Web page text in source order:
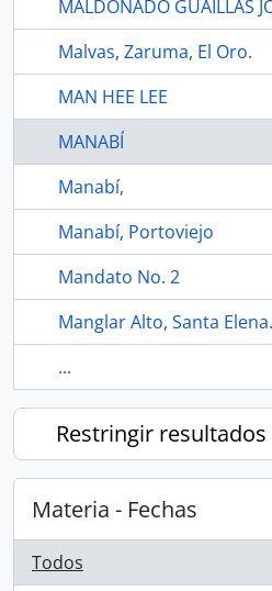
Malvas, Zaruma, El Oro.
MAN HEE LEE
MANABÍ
Manabí,
Manabí, Portoviejo
Mandato No. 2
Manglar Alto, Santa Elena.
...
Restringir
Materia - Fechas
Todos